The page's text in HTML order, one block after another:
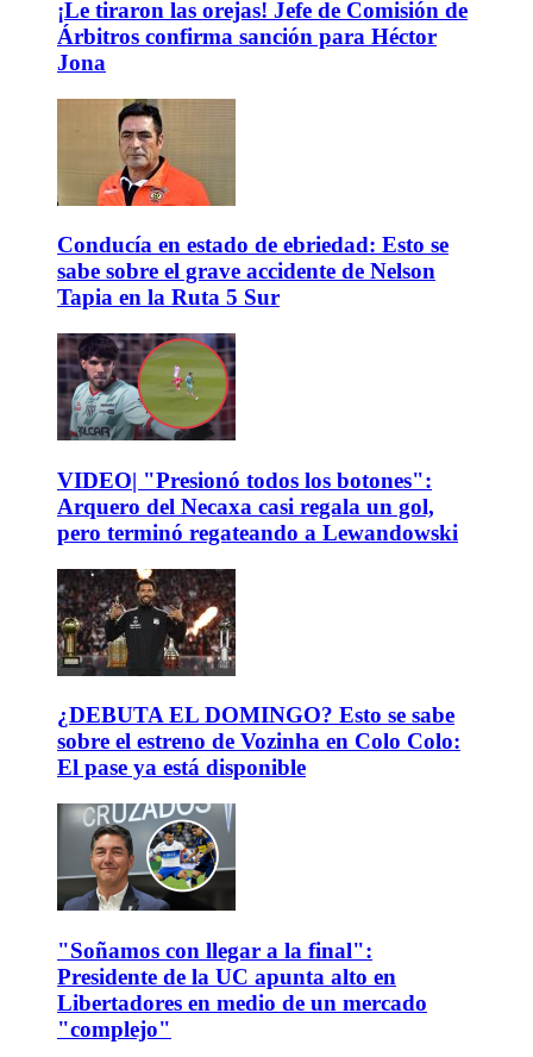
¡Le tiraron las orejas! Jefe de Comisión de
Árbitros confirma sanción para Héctor
Jona
Conducía en estado de ebriedad: Esto se
sabe sobre el grave accidente de Nelson
Tapia en la Ruta 5 Sur
VIDEO| "Presionó todos los botones":
Arquero del Necaxa casi regala un gol,
pero terminó regateando a Lewandowski
¿DEBUTA EL DOMINGO? Esto se sabe
sobre el estreno de Vozinha en Colo Colo:
El pase ya está disponible
"Soñamos con llegar a la final":
Presidente de la UC apunta alto en
Libertadores en medio de un mercado
"complejo"